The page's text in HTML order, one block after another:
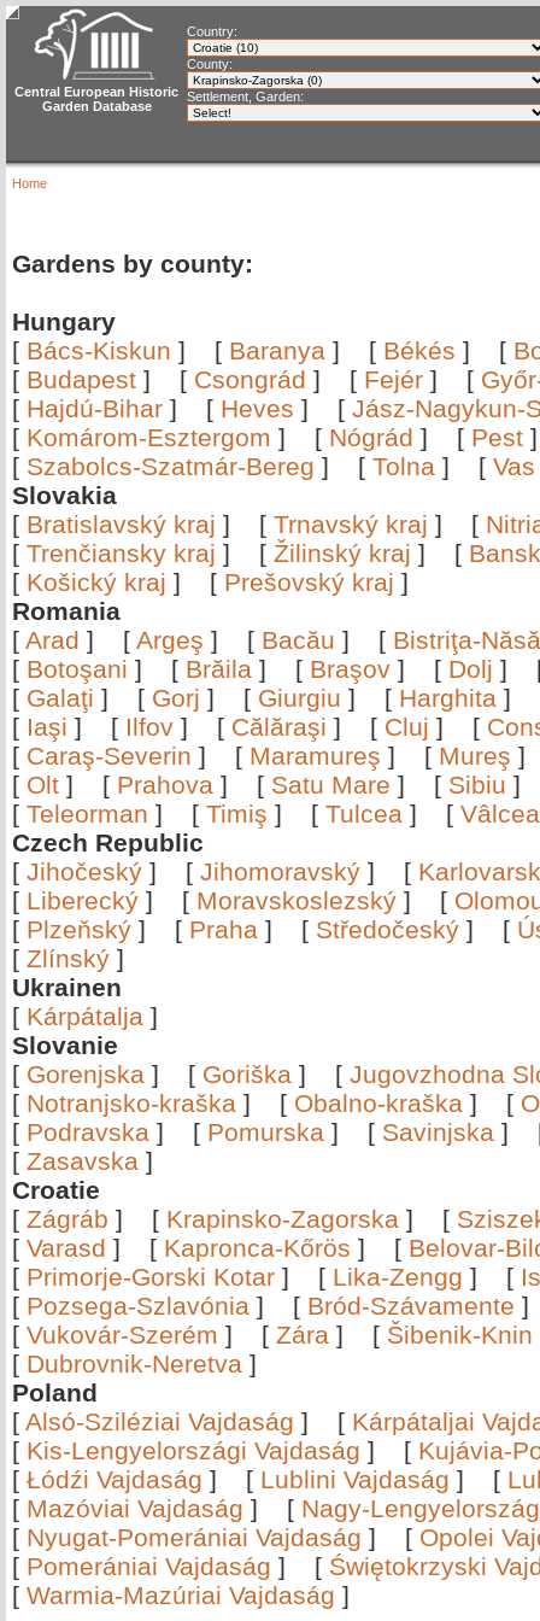
Central European Historic
Garden Database
Country:
County:
Settlement, Garden:
Home
Gardens by county:
Hungary
[ Bács-Kiskun ] [ Baranya ] [ Békés ] [
[ Budapest ] [ Csongrád ] [ Fejér ] [
[ Hajdú-Bihar ] [ Heves ] [ Jász-Nagykun-
[ Komárom-Esztergom ] [ Nógrád ] [ Pest
[ Szabolcs-Szatmár-Bereg ] [ Tolna ] [ Vas
Slovakia
[ Bratislavský kraj ] [ Trnavský kraj ] [
[ Trenčiansky kraj ] [ Žilinský kraj ] [
[ Košický kraj ] [ Prešovský kraj ]
Romania
[ Arad ] [ Argeş ] [ Bacău ] [ Bistriţa-
[ Botoşani ] [ Brăila ] [ Braşov ] [ Dolj ]
[ Galaţi ] [ Gorj ] [ Giurgiu ] [ Harghita ]
[ Iaşi ] [ Ilfov ] [ Călăraşi ] [ Cluj ] [
[ Caraş-Severin ] [ Maramureş ] [ Mureş
[ Olt ] [ Prahova ] [ Satu Mare ] [ Sibiu
[ Teleorman ] [ Timiş ] [ Tulcea ] [
Czech Republic
[ Jihočeský ] [ Jihomoravský ] [
[ Liberecký ] [ Moravskoslezský ] [
[ Plzeňský ] [ Praha ] [ Středočeský ] [
[ Zlínský ]
Ukrainen
[ Kárpátalja ]
Slovanie
[ Gorenjska ] [ Goriška ] [ Jugovzhodna
[ Notranjsko-kraška ] [ Obalno-kraška ] [
[ Podravska ] [ Pomurska ] [ Savinjska ]
[ Zasavska ]
Croatie
[ Zágráb ] [ Krapinsko-Zagorska ] [
[ Varasd ] [ Kapronca-Kőrös ] [ Belovar-
[ Primorje-Gorski Kotar ] [ Lika-Zengg ] [
[ Pozsega-Szlavónia ] [ Bród-Szávamente
[ Vukovár-Szerém ] [ Zára ] [ Šibenik-Knin
[ Dubrovnik-Neretva ]
Poland
[ Alsó-Sziléziai Vajdaság ] [ Kárpátaljai
[ Kis-Lengyelországi Vajdaság ] [ Kujávia-
[ Łódźi Vajdaság ] [ Lublini Vajdaság ] [
[ Mazóviai Vajdaság ] [ Nagy-
[ Nyugat-Pomerániai Vajdaság ] [ Opolei
[ Pomerániai Vajdaság ] [ Świętokrzyski
[ Warmia-Mazúriai Vajdaság ]